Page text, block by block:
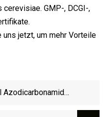
GMP-, DCGI-,
uns jetzt, um mehr Vorteile
Azodicarbonamid